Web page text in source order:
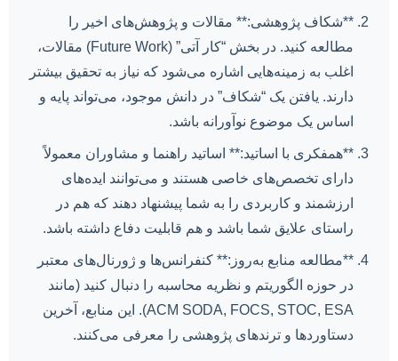
**شکاف پژوهشی:** مقالات و پژوهش‌های اخیر را
مطالعه کنید. در بخش “کار آتی” (Future Work) مقالات،
اغلب به زمینه‌هایی اشاره می‌شود که نیاز به تحقیق بیشتر
دارند. یافتن یک “شکاف” در دانش موجود، می‌تواند پایه و
اساس یک موضوع نوآورانه باشد.
**همفکری با اساتید:** اساتید راهنما و مشاوران معمولاً
دارای تخصص‌های خاصی هستند و می‌توانند ایده‌های
ارزشمند و کاربردی را به شما پیشنهاد دهند که هم در
راستای علایق شما باشد و هم قابلیت دفاع داشته باشد.
**مطالعه منابع به‌روز:** کنفرانس‌ها و ژورنال‌های معتبر
در حوزه الگوریتم و نظریه محاسبه را دنبال کنید (مانند
ACM SODA, FOCS, STOC, ESA). این منابع، آخرین
دستاوردها و ترندهای پژوهشی را معرفی می‌کنند.